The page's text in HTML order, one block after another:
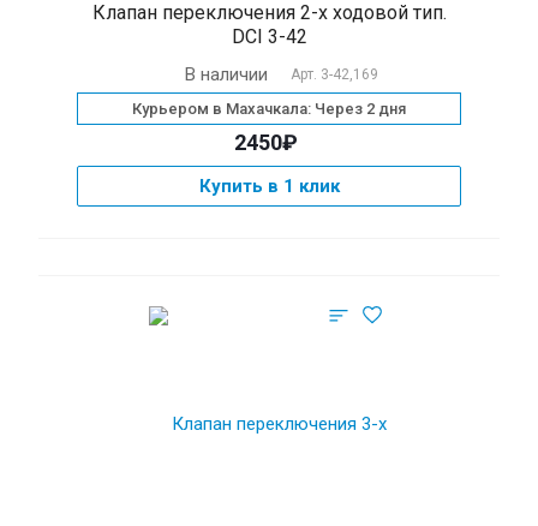
Клапан переключения 2-х ходовой тип.
DCI 3-42
В наличии Арт. 3-42,169
Курьером в Махачкала: Через 2 дня
2450₽
Купить в 1 клик